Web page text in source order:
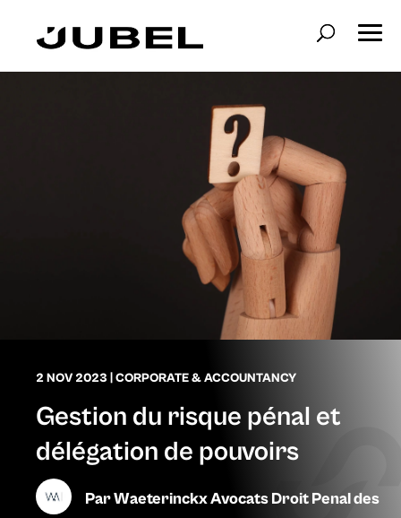
2 NOV 2023 |CORPORATE & ACCOUNTANCY
Gestion du risque pénal et
délégation de pouvoirs
ParWaeterinckx Avocats Droit Penal des